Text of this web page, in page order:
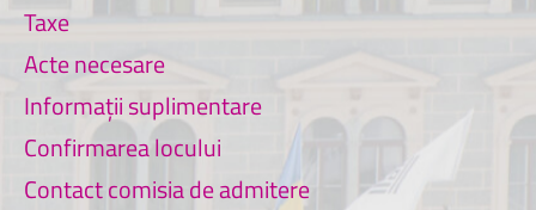
Taxe
Acte necesare
Informații suplimentare
Confirmarea locului
Contact comisia de admitere